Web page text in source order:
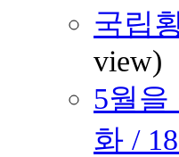
국립
view)
5월
화 /